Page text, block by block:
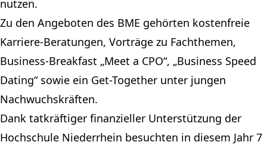
nutzen.
Zu den Angeboten des BME gehörten kostenfreie
Karriere-Beratungen, Vorträge zu Fachthemen,
Business-Breakfast „Meet a CPO“, „Business Speed
Dating“ sowie ein Get-Together unter jungen
Nachwuchskräften.
Dank tatkräftiger finanzieller Unterstützung der
Hochschule Niederrhein besuchten in diesem Jahr 7